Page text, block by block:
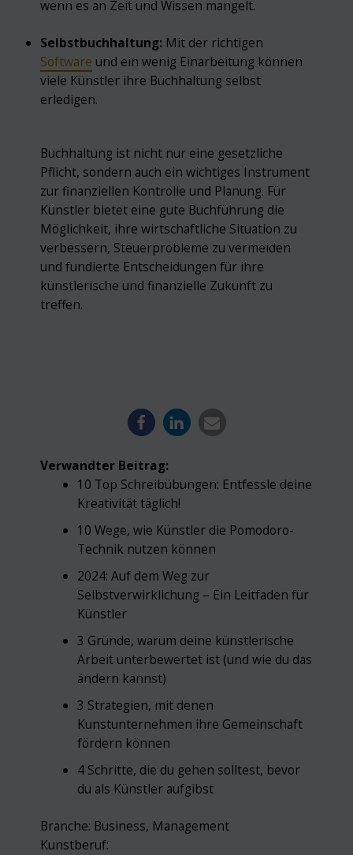
wenn es an Zeit und Wissen mangelt.
Selbstbuchhaltung: Mit der richtigen
Software und ein wenig Einarbeitung können
viele Künstler ihre Buchhaltung selbst
erledigen.
Buchhaltung ist nicht nur eine gesetzliche
Pflicht, sondern auch ein wichtiges Instrument
zur finanziellen Kontrolle und Planung. Für
Künstler bietet eine gute Buchführung die
Möglichkeit, ihre wirtschaftliche Situation zu
verbessern, Steuerprobleme zu vermeiden
und fundierte Entscheidungen für ihre
künstlerische und finanzielle Zukunft zu
treffen.
Verwandter Beitrag:
10 Top Schreibübungen: Entfessle deine
Kreativität täglich!
10 Wege, wie Künstler die Pomodoro-
Technik nutzen können
2024: Auf dem Weg zur
Selbstverwirklichung – Ein Leitfaden für
Künstler
3 Gründe, warum deine künstlerische
Arbeit unterbewertet ist (und wie du das
ändern kannst)
3 Strategien, mit denen
Kunstunternehmen ihre Gemeinschaft
fördern können
4 Schritte, die du gehen solltest, bevor
du als Künstler aufgibst
Branche: Business, Management
Kunstberuf: